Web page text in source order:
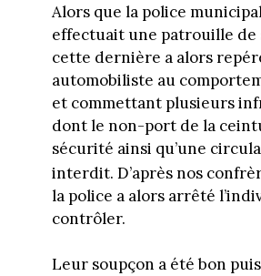
Alors que la police
effectuait une patrouille de
cette dernière a alors
automobiliste au
et commettant plusieurs
dont le non-port de la
sécurité ainsi qu’une
interdit. D’après nos
la police a alors arrêté
contrôler.
Leur soupçon a été bon